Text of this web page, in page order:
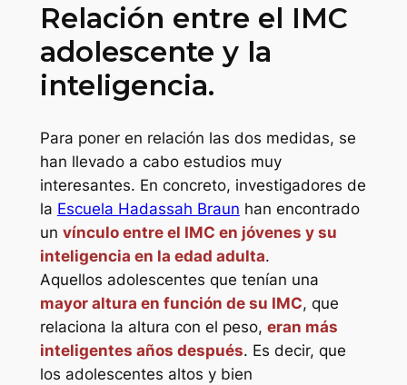
Relación entre el IMC
adolescente y la
inteligencia.
Para poner en relación las dos medidas, se
han llevado a cabo estudios muy
interesantes. En concreto, investigadores de
la Escuela Hadassah Braun han encontrado
un vínculo entre el IMC en jóvenes y su
inteligencia en la edad adulta.
Aquellos adolescentes que tenían una
mayor altura en función de su IMC, que
relaciona la altura con el peso, eran más
inteligentes años después. Es decir, que
los adolescentes altos y bien